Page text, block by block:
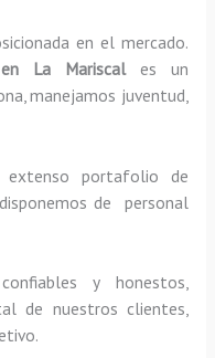
en el mercado.
La Mariscal es un
manejamos juventud,
portafolio de
de personal
y honestos,
de nuestros clientes,